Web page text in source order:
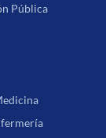
Pública